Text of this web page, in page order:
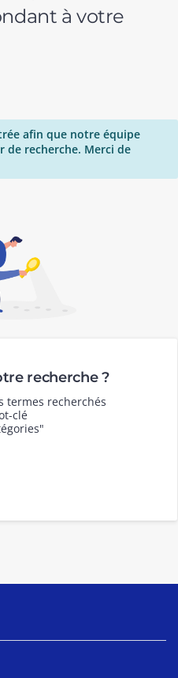
à votre
afin que notre équipe
recherche. Merci de
recherche ?
termes recherchés
clé